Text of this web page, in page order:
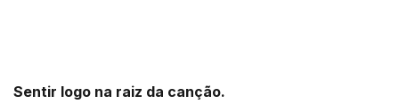
Sentir logo na raiz da canção.